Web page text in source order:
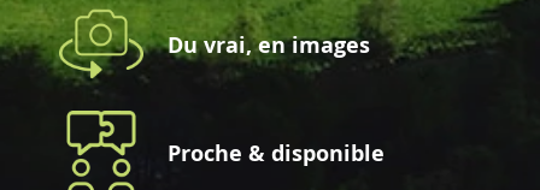
Du vrai, en images
Proche & disponible